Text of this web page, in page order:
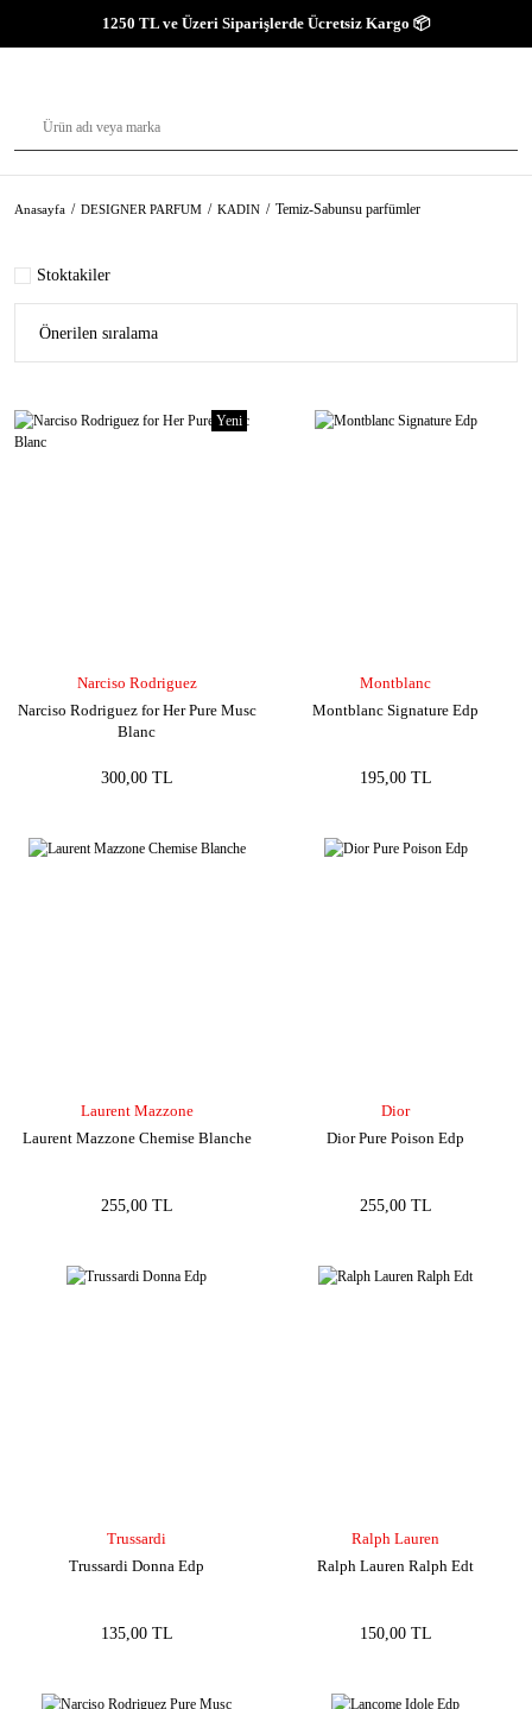
1250 TL ve Üzeri Siparişlerde Ücretsiz Kargo 📦
Anasayfa DESIGNER PARFUM KADIN Temiz-Sabunsu parfümler
Stoktakiler
Yeni
Narciso Rodriguez
Narciso Rodriguez for Her Pure Musc
Blanc
300,00 TL
Montblanc
Montblanc Signature Edp
195,00 TL
Laurent Mazzone
Laurent Mazzone Chemise Blanche
255,00 TL
Dior
Dior Pure Poison Edp
255,00 TL
Trussardi
Trussardi Donna Edp
135,00 TL
Ralph Lauren
Ralph Lauren Ralph Edt
150,00 TL